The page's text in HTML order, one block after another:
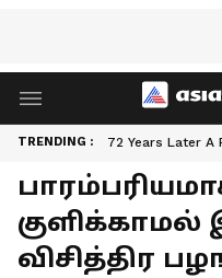
TRENDING : 72 Years Later A
குளிக்காமல்
விசித்திர